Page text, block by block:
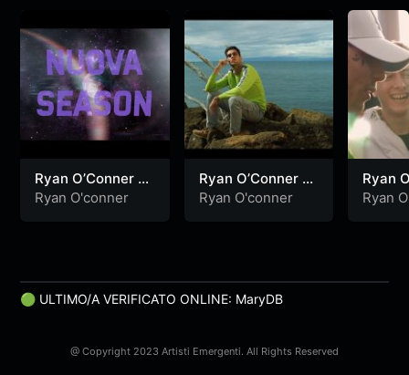
Ryan O’Conner –
NUOVA SEASON
Ryan O'conner
Ryan O’Conner –
PICCOLO (Prod.
Ryan O'conner
Ryan
Sarso
Ryan
🟢 ULTIMO/A VERIFICATO ONLINE: MaryDB
@ Copyright 2023 Artisti Emergenti. All Rights Reserved